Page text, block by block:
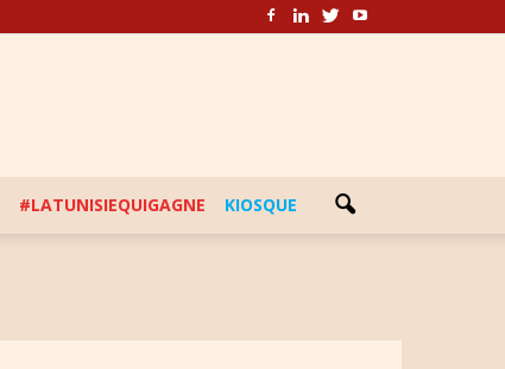
#LATUNISIEQUIGAGNE KIOSQUE